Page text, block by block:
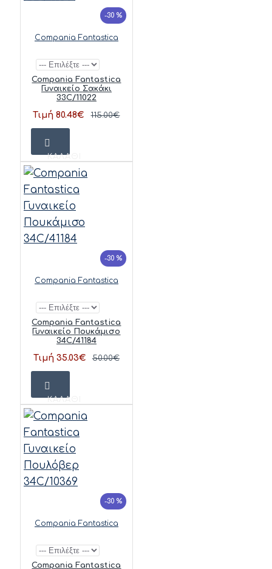
-30 %
Compania Fantastica
Compania Fantastica
Γυναικείο Σακάκι
33C/11022
Τιμή 80.48€ 115.00€
ΚΑΛΆΘΙ
-30 %
Compania Fantastica
Compania Fantastica
Γυναικείο Πουκάμισο
34C/41184
Τιμή 35.03€ 50.00€
ΚΑΛΆΘΙ
-30 %
Compania Fantastica
Compania Fantastica